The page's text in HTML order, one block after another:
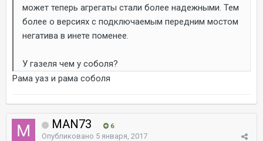
может теперь агрегаты стали более надежными. Тем
более о версиях с подключаемым передним мостом
негатива в инете поменее.
У газеля чем у соболя?
Рама уаз и рама соболя
MAN73 6
Опубликовано 5 января, 2017